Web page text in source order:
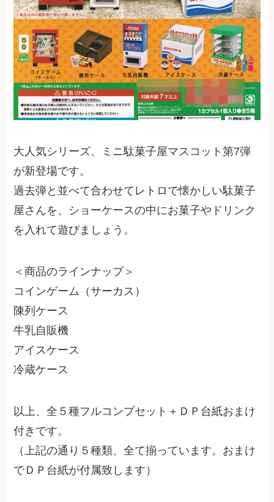
大人気シリーズ、ミニ駄菓子屋マスコット第7弾
が新登場です。
過去弾と並べて合わせてレトロで懐かしい駄菓子
屋さんを、ショーケースの中にお菓子やドリンク
を入れて遊びましょう。
＜商品のラインナップ＞
コインゲーム（サーカス）
陳列ケース
牛乳自販機
アイスケース
冷蔵ケース
以上、全５種フルコンプセット＋ＤＰ台紙おまけ
付きです。
（上記の通り５種類、全て揃っています。おまけ
でＤＰ台紙が付属致します）